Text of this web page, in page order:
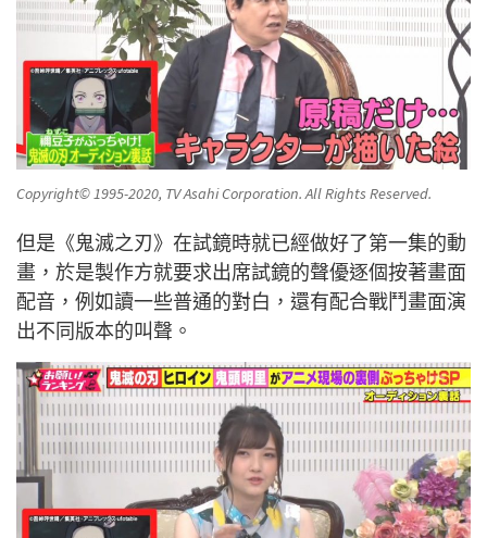
Copyright© 1995-2020, TV Asahi Corporation. All Rights Reserved.
但是《鬼滅之刃》在試鏡時就已經做好了第一集的動
畫，於是製作方就要求出席試鏡的聲優逐個按著畫面
配音，例如讀一些普通的對白，還有配合戰鬥畫面演
出不同版本的叫聲。